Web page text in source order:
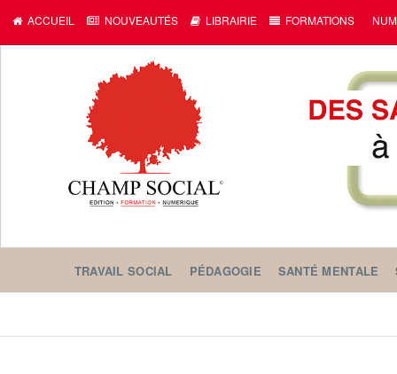
ACCUEIL NOUVEAUTÉS LIBRAIRIE FORMATIONS
TRAVAIL SOCIAL PÉDAGOGIE SANTÉ MENTALE